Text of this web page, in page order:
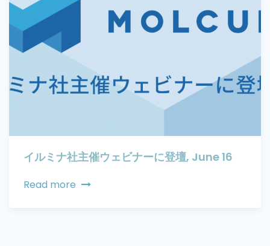
イルミナ社主催ウェビナーに登壇, June 16
Read more